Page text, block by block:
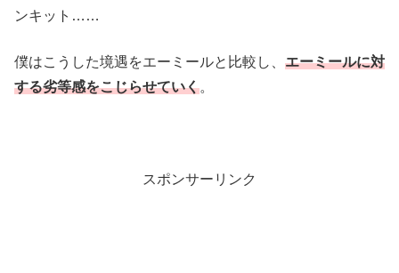
ンキット……
僕はこうした境遇をエーミールと比較し、 エーミールに対
する劣等感をこじらせていく。
スポンサーリンク